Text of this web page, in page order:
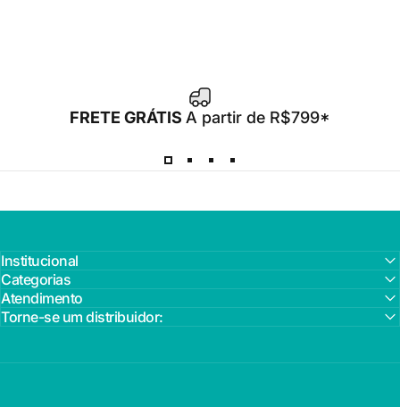
FRETE GRÁTIS A partir de R$799*
Institucional
Categorias
Atendimento
Torne-se um distribuidor: